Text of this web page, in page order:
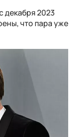
декабря 2023
что пара уже